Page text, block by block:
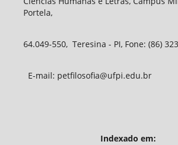
Portela,
64.049-550, Teresina - PI, Fone: (86)
E-mail: petfilosofia@ufpi.edu.br
Indexado em: